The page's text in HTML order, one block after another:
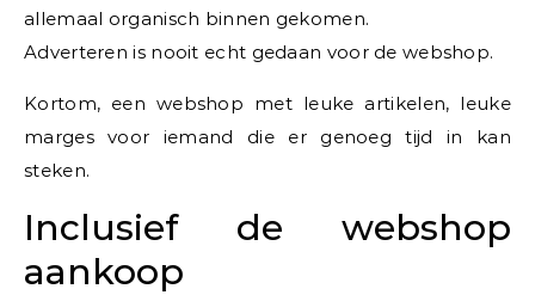
allemaal organisch binnen gekomen.
Adverteren is nooit echt gedaan voor de webshop.
Kortom, een webshop met leuke artikelen, leuke
marges voor iemand die er genoeg tijd in kan
steken.
Inclusief de webshop
aankoop